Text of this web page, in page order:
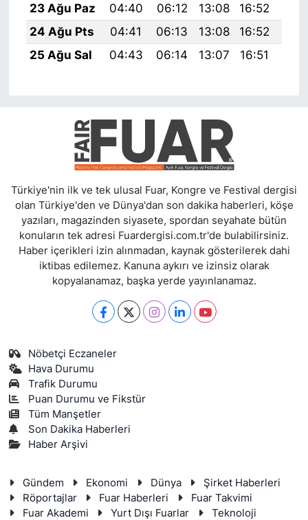
23 Ağu Paz
04:40 06:12 13:08 16:52
24 Ağu Pts
04:41 06:13 13:08 16:52
25 Ağu Sal
04:43 06:14 13:07 16:51
Türkiye'nin ilk ve tek ulusal Fuar, Kongre ve Festival dergisi
olan Türkiye'den ve Dünya'dan son dakika haberleri, köşe
yazıları, magazinden siyasete, spordan seyahate bütün
konuların tek adresi Fuardergisi.com.tr'de bulabilirsiniz.
Haber içerikleri izin alınmadan, kaynak gösterilerek dahi
iktibas edilemez. Kanuna aykırı ve izinsiz olarak
kopyalanamaz, başka yerde yayınlanamaz.
Nöbetçi Eczaneler
Hava Durumu
Trafik Durumu
Puan Durumu ve Fikstür
Tüm Manşetler
Son Dakika Haberleri
Haber Arşivi
Gündem Ekonomi Dünya
Şirket Haberleri
Röportajlar
Fuar Haberleri
Fuar Takvimi
Fuar Akademi
Yurt Dışı Fuarlar Teknoloji